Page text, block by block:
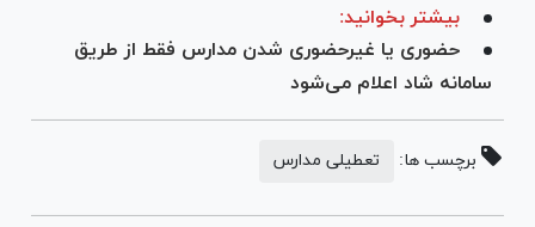
بیشتر بخوانید:
حضوری یا غیرحضوری شدن مدارس فقط از طریق
سامانه شاد اعلام می‌شود
برچسب ها: تعطیلی مدارس